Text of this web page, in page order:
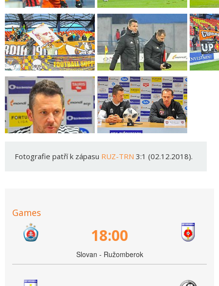
Fotografie patří k zápasu RUZ-TRN 3:1 (02.12.2018).
Games
18:00
Slovan - Ružomberok